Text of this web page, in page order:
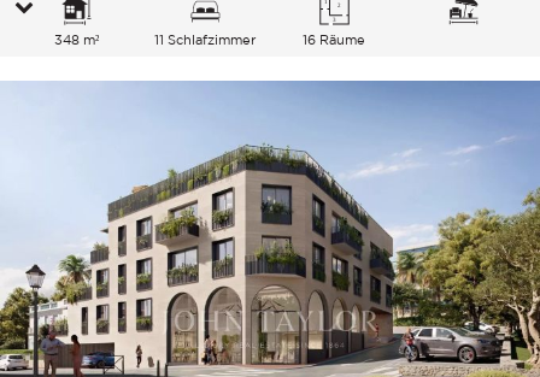
348 m² 11 Schlafzimmer 16 Räume